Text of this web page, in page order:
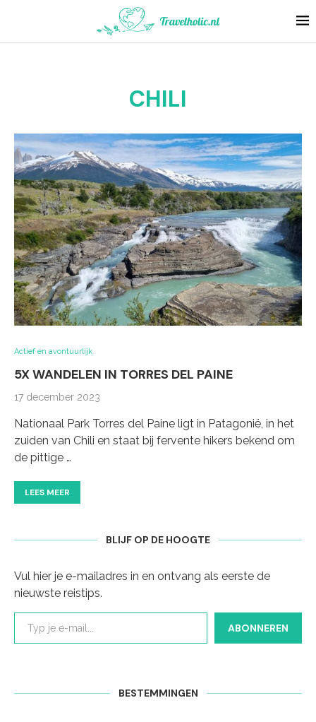
CHILI
Actief en avontuurlijk
5X WANDELEN IN TORRES DEL PAINE
17 december 2023
Nationaal Park Torres del Paine ligt in Patagonië, in het
zuiden van Chili en staat bij fervente hikers bekend om
de pittige …
LEES MEER
BLIJF OP DE HOOGTE
Vul hier je e-mailadres in en ontvang als eerste de
nieuwste reistips.
Typ je e-mail...
ABONNEREN
BESTEMMINGEN